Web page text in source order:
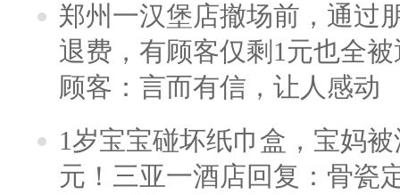
郑州一汉堡店撤场前，通过
退费，有顾客仅剩1元也全
顾客：言而有信，让人感动
1岁宝宝碰坏纸巾盒，宝妈
元！三亚一酒店回复：骨瓷